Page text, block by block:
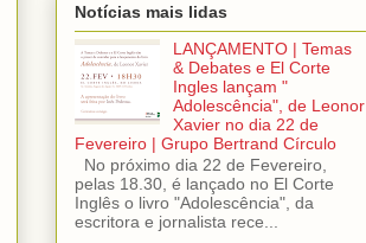
Notícias mais lidas
LANÇAMENTO | Temas
& Debates e El Corte
Ingles lançam "
Adolescência", de Leonor
Xavier no dia 22 de
Fevereiro | Grupo Bertrand Círculo
No próximo dia 22 de Fevereiro,
pelas 18.30, é lançado no El Corte
Inglês o livro "Adolescência", da
escritora e jornalista rece...